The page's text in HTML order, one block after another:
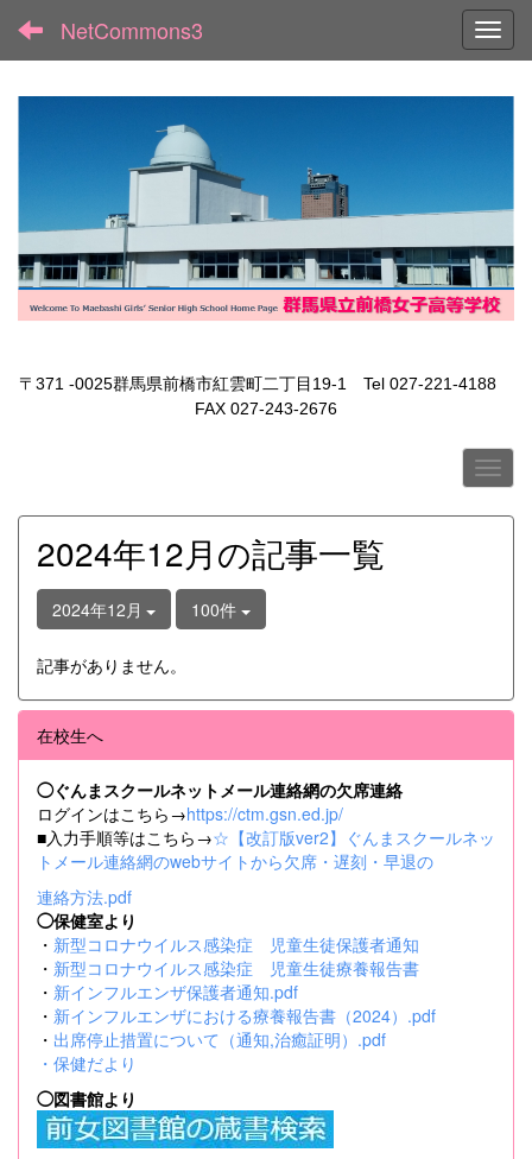
NetCommons3
〒371 -0025群馬県前橋市紅雲町二丁目19-1 Tel 027-221-4188
FAX 027-243-2676
2024年12月の記事一覧
2024年12月 100件
記事がありません。
在校生へ
◯ぐんまスクールネットメール連絡網の欠席連絡
ログインはこちら→https://ctm.gsn.ed.jp/
■入力手順等はこちら→☆【改訂版ver2】ぐんまスクールネッ
トメール連絡網のwebサイトから欠席・遅刻・早退の
連絡方法.pdf
◯保健室より
・ 新型コロナウイルス感染症 児童生徒保護者通知
・ 新型コロナウイルス感染症 児童生徒療養報告書
・ 新インフルエンザ保護者通知.pdf
・ 新インフルエンザにおける療養報告書（2024）.pdf
・ 出席停止措置について（通知,治癒証明）.pdf
・ 保健だより
◯図書館より